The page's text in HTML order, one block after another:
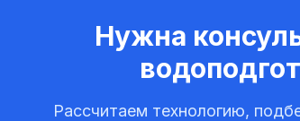
Нужна
Рассчитаем технологию,